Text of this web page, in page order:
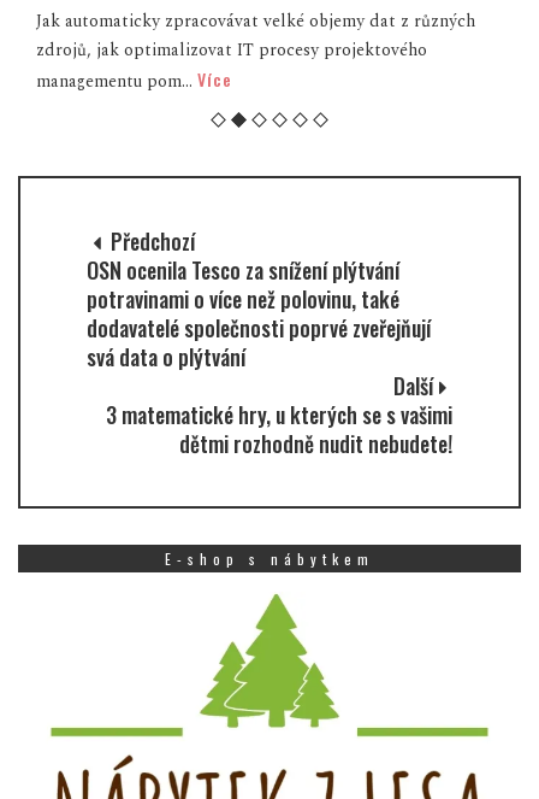
Jak automaticky zpracovávat velké objemy dat z různých
zdrojů, jak optimalizovat IT procesy projektového
managementu pom... Více
Předchozí
OSN ocenila Tesco za snížení plýtvání
potravinami o více než polovinu, také
dodavatelé společnosti poprvé zveřejňují
svá data o plýtvání
Další
3 matematické hry, u kterých se s vašimi
dětmi rozhodně nudit nebudete!
E-shop s nábytkem